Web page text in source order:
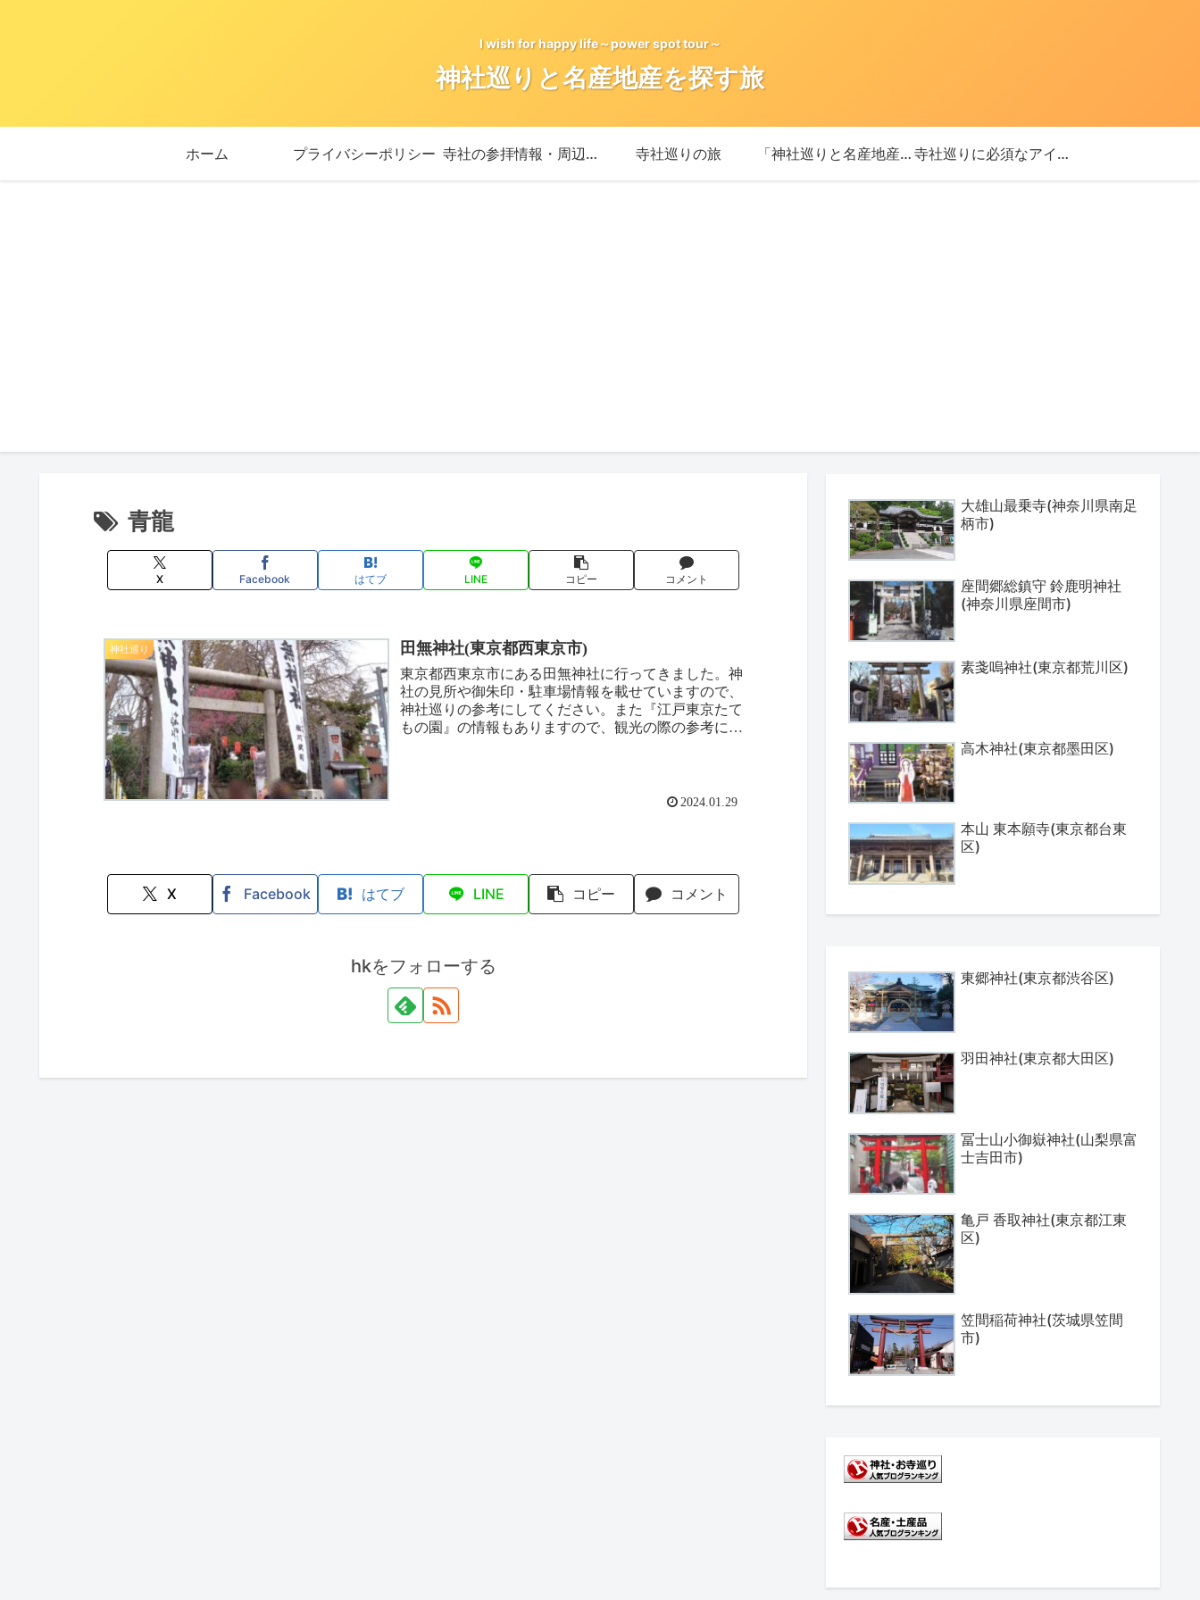
I wish for happy life～power spot tour～
神社巡りと名産地産を探す旅
ホーム プライバシーポリシー 寺社の参拝情報・周辺情報 寺社巡りの旅 「神社巡りと名産地産を探す旅」ブログ始めました！ 寺社巡りに必須なアイテム
青龍
X Facebook はてブ LINE コピー コメント
神社巡り 田無神社(東京都西東京市)
東京都西東京市にある田無神社に行ってきました。神
社の見所や御朱印・駐車場情報を載せていますので、
神社巡りの参考にしてください。また『江戸東京たて
もの園』の情報もありますので、観光の際の参考にし
2024.01.29
X Facebook はてブ LINE コピー コメント
hkをフォローする
大雄山最乗寺(神奈川県南足
柄市)
座間郷総鎮守 鈴鹿明神社
(神奈川県座間市)
素戔嗚神社(東京都荒川区)
高木神社(東京都墨田区)
本山 東本願寺(東京都台東
区)
東郷神社(東京都渋谷区)
羽田神社(東京都大田区)
冨士山小御嶽神社(山梨県富
士吉田市)
亀戸 香取神社(東京都江東
区)
笠間稲荷神社(茨城県笠間
市)